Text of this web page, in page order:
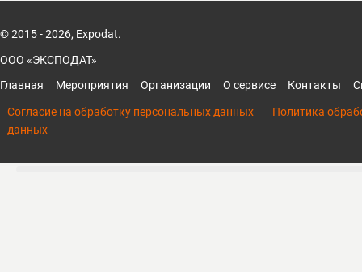
© 2015 - 2026, Expodat.
ООО «ЭКСПОДАТ»
Главная
Мероприятия Организации О сервисе Контакты
Согласие на обработку персональных данных
Политика
данных